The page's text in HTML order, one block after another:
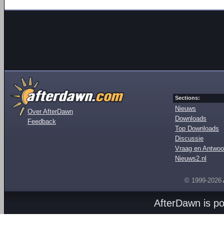
Over AfterDawn
Feedback
Sections:
Nieuws
Downloads
Top Downloads
Discussie
Vraag en
Nieuws2.nl
© 1999-2026
AfterDawn is